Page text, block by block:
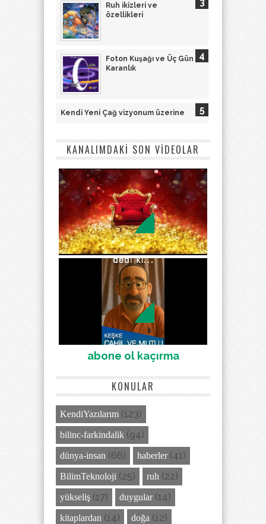
Ruh ikizleri ve
özellikleri
Foton Kuşağı ve Üç Gün
Karanlık
Kendi Yeni Çağ vizyonum üzerine
KANALIMDAKİ SON VİDEOLAR
abone ol kaçırma
KONULAR
KendiYazılarım (123)
bilinc-farkindalik (94)
dünya-insan (66) haberler (41)
BilimTeknoloji (25) ruh (22)
yükseliş (17) duygular (14)
kitaplardan (14) doğa (12)